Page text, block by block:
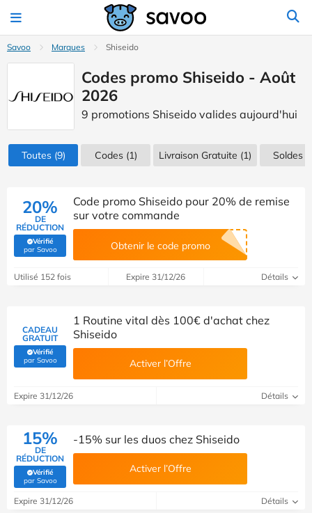
Savoo Marques Shiseido
Codes promo Shiseido - Août
2026
9 promotions Shiseido valides aujourd'hui
Toutes(9) Codes(1) Livraison Gratuite (1) Soldes
20%
DE
RÉDUCTION
Vérifié
par Savoo(Vérifié par Savoo)
Code promo Shiseido pour 20% de remise
sur votre commande
Obtenir le code promo
Utilisé 152 fois Expire 31/12/26 Détails
CADEAU
GRATUIT
Vérifié
par Savoo(Vérifié par Savoo)
1 Routine vital dès 100€ d'achat chez
Shiseido
Activer l’Offre
Expire 31/12/26 Détails
15%
DE
RÉDUCTION
Vérifié
par Savoo(Vérifié par Savoo)
-15% sur les duos chez Shiseido
Activer l’Offre
Expire 31/12/26 Détails